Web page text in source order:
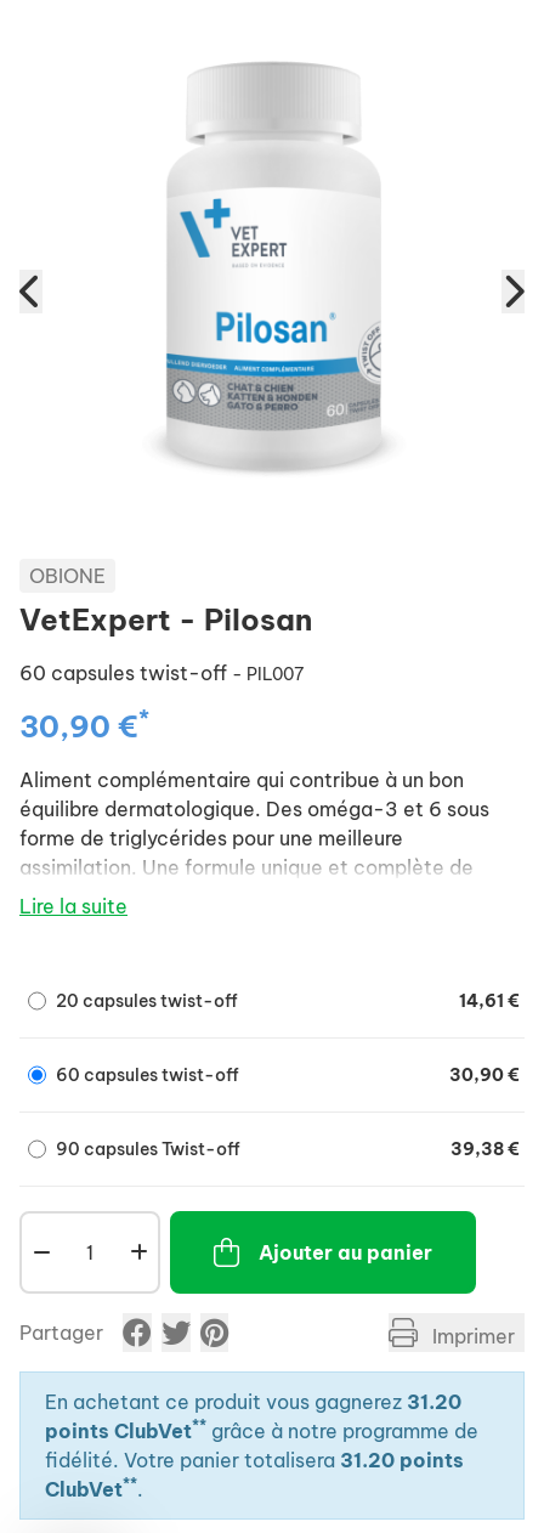
OBIONE
VetExpert - Pilosan
60 capsules twist-off - PIL007
30,90 €*
Aliment complémentaire qui contribue à un bon
équilibre dermatologique. Des oméga-3 et 6 sous
forme de triglycérides pour une meilleure
assimilation. Une formule unique et complète de
composants sélectionnés pour leurs propriétés
- Apport important en oméga-3 : EPA et DHA.
- Apport spécifique en Zinc.
Lire la suite
20 capsules twist-off 14,61 €
60 capsules twist-off 30,90 €
90 capsules Twist-off 39,38 €
Ajouter au panier
Partager Imprimer
En achetant ce produit vous gagnerez 31.20
points ClubVet** grâce à notre programme de
fidélité. Votre panier totalisera 31.20 points
ClubVet**.